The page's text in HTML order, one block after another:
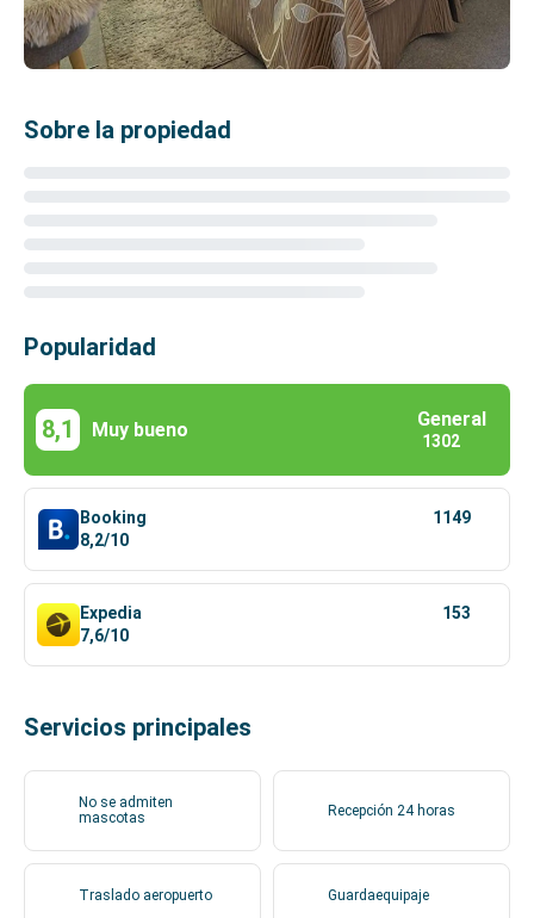
Sobre la propiedad
Popularidad
8,1 Muy bueno General
1302
Booking
8,2/10
1149
Expedia
7,6/10
153
Servicios principales
No se admiten
mascotas
Recepción 24 horas
Traslado aeropuerto Guardaequipaje